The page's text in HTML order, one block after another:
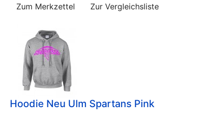
Zum Merkzettel
Zur Vergleichsliste
Hoodie Neu Ulm Spartans Pink